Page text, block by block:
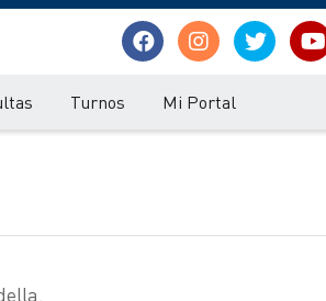
Turnos Mi Portal